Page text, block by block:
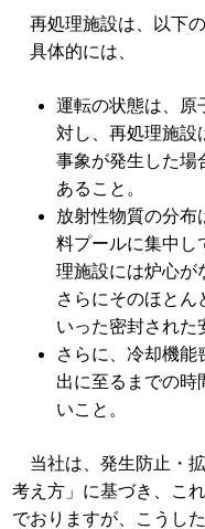
再処理施設は、以下の
具体的には、
運転の状態は、原
対し、再処理施設
事象が発生した場
あること。
放射性物質の分布
料プールに集中し
理施設には炉心が
さらにそのほとん
いった密封された
さらに、冷却機能
出に至るまでの時
いこと。
当社は、発生防止・
考え方」に基づき、こ
でおりますが、こうし